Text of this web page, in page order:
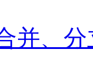
并、